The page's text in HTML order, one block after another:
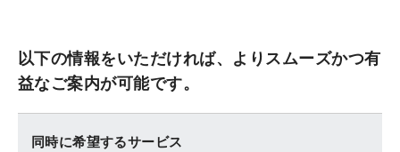
以下の情報をいただければ、よりスムーズかつ有
益なご案内が可能です。
同時に希望するサービス